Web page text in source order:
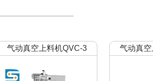
气动真空上料机QVC-3 气动真